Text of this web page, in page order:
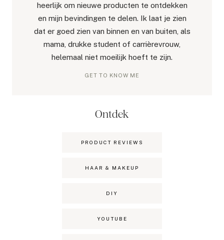
heerlijk om nieuwe producten te ontdekken
en mijn bevindingen te delen. Ik laat je zien
dat er goed zien van binnen en van buiten, als
mama, drukke student of carrièrevrouw,
helemaal niet moeilijk hoeft te zijn.
GET TO KNOW ME
Ontdek
PRODUCT REVIEWS
HAAR & MAKEUP
DIY
YOUTUBE